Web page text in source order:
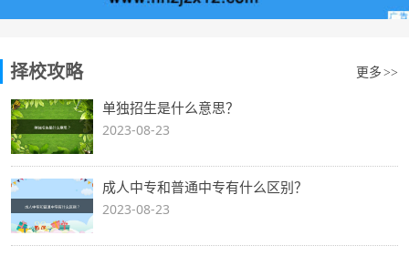
择校攻略 更多 >>
单独招生是什么意思？
2023-08-23
成人中专和普通中专有什么区别？
2023-08-23